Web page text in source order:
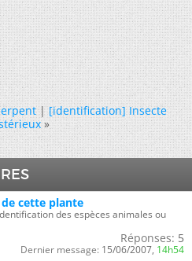
|[identification] Insecte
»
cette plante
des espèces animales ou
Réponses: 5
Dernier message: 15/06/2007, 14h54